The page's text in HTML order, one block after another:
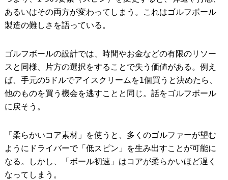
あるいはその両方が変わってしまう。これはゴルフボール
製造の難しさを語っている。
ゴルフボールの設計では、時間やお金などの有限のリソー
スと同様、片方の選択をすることで失う価値がある。例え
ば、手元の5ドルでアイスクリームを1個買うと決めたら、
他のものを買う機会を逃すことと同じ。話をゴルフボール
に戻そう。
「柔らかいコア素材」を使うと、多くのゴルファーが望む
ようにドライバーで「低スピン」を生み出すことが可能に
なる。しかし、「ボール初速」はコアが柔らかいほど遅く
なってしまう。